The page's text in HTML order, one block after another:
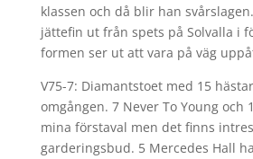
klassen och då blir han
jättefin ut från spets på Solvalla i
formen ser ut att vara på väg
V75-7: Diamantstoet med 15
omgången. 7 Never To Young och
mina förstaval men det finns
garderingsbud. 5 Mercedes Hall